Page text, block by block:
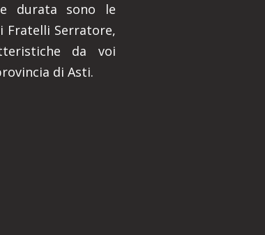
durata sono le
Fratelli Serratore,
da voi
di Asti.